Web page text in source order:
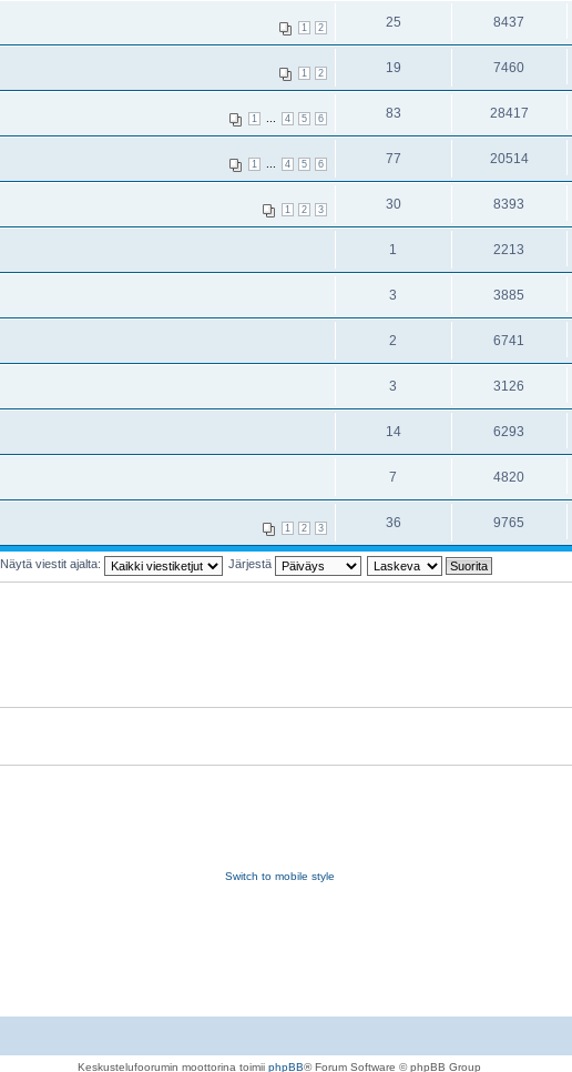
1 2 25 8437
1 2 19 7460
1 4 5 6 83 28417
1 4 5 6 77 20514
1 2 3 30 8393
1 2213
3 3885
2 6741
3 3126
14 6293
7 4820
1 2 3 36 9765
Näytä viestit ajalta: Järjestä
Switch to mobile style
Keskustelufoorumin moottorina toimii phpBB® Forum Software © phpBB Group